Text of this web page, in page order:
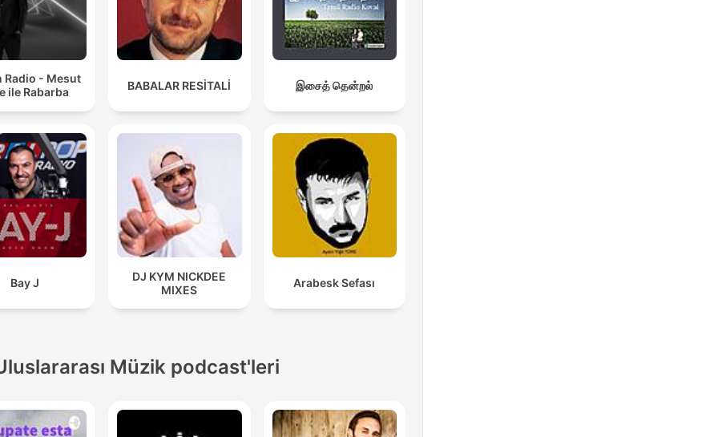
Radio - Mesut
ile Rabarba
BABALAR RESİTALİ இசைத் தென்றல்
Bay J
DJ KYM NICKDEE
MIXES
Arabesk Sefası
Müzik podcast'leri